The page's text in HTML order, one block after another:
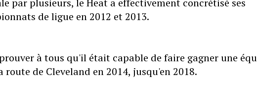
par plusieurs, le Heat a effectivement concrétisé ses
de ligue en 2012 et 2013.
à tous qu'il était capable de faire gagner une
route de Cleveland en 2014, jusqu'en 2018.